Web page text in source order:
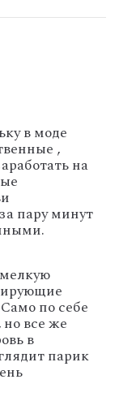
в моде
,
на
пару минут
по себе
все же
в
парик